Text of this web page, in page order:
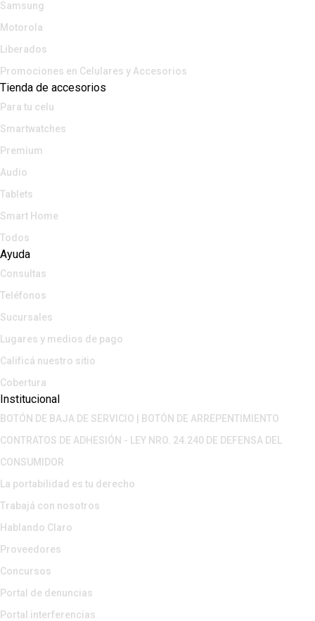
Samsung
Motorola
Liberados
Promociones en Celulares y Accesorios
Tienda de accesorios
Para tu celu
Smartwatches
Premium
Audio
Tablets
Smart Home
Todos
Ayuda
Consultas
Teléfonos
Sucursales
Lugares y medios de pago
Calificá nuestro sitio
Cobertura
Institucional
BOTÓN DE BAJA DE SERVICIO | BOTÓN DE ARREPENTIMIENTO
CONTRATOS DE ADHESIÓN - LEY NRO. 24.240 DE DEFENSA DEL
CONSUMIDOR
La portabilidad es tu derecho
Trabajá con nosotros
Hablando Claro
Proveedores
Concursos
Portal de denuncias
Portal interferencias